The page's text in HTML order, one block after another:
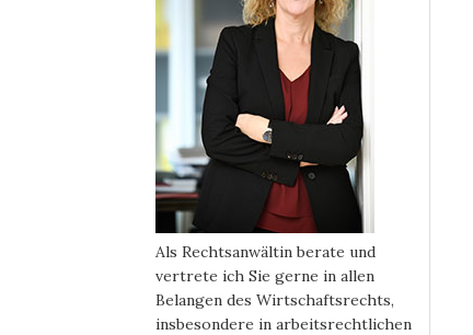
Als Rechtsanwältin berate und
vertrete ich Sie gerne in allen
Belangen des Wirtschaftsrechts,
insbesondere in arbeitsrechtlichen